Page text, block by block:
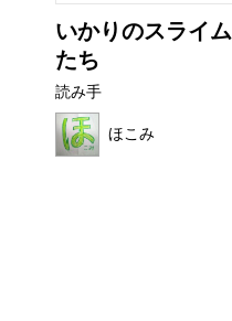
いかりのスライム
たち
読み手
ほこみ